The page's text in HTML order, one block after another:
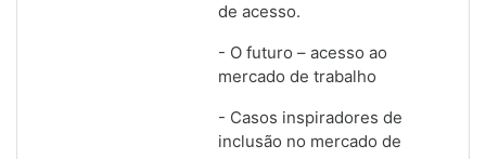
de acesso.
- O futuro – acesso ao
mercado de trabalho
- Casos inspiradores de
inclusão no mercado de